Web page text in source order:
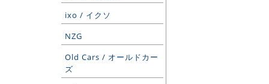
ixo / イクソ
NZG
Old Cars / オールドカー
ズ